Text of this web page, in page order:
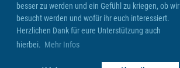
besser zu werden und ein Gefühl zu kriegen, ob wir
besucht werden und wofür ihr euch interessiert.
Herzlichen Dank für eure Unterstützung auch
hierbei. Mehr Infos